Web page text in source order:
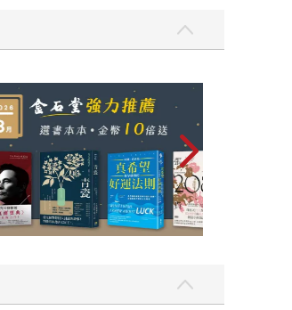
為了製造對立，而是要讓我們
理安全感——當壞事發生時，你
亂的世界中，為自己留下一條
這本書帶給讀者的不僅是財富
掌握金錢規律後，我們終於能